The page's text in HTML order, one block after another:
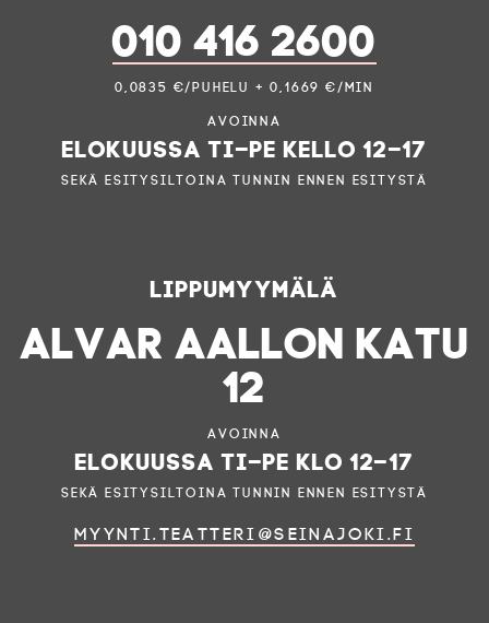
010 416 2600
0,0835 €/puhelu + 0,1669 €/min
Avoinna
elokuussa ti–pe kello 12–17
sekä esitysiltoina tunnin ennen esitystä
Lippumyymälä
ALVAR AALLON KATU
12
Avoinna
elokuussa ti–pe klo 12–17
sekä esitysiltoina tunnin ennen esitystä
myynti.teatteri@seinajoki.fi